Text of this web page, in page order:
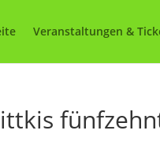
Veranstaltungen &